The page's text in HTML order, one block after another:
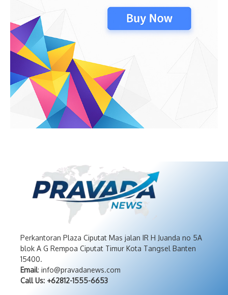
Perkantoran Plaza Ciputat Mas jalan IR H Juanda no 5A
blok A G Rempoa Ciputat Timur Kota Tangsel Banten
15400.
Email: info@pravadanews.com
Call Us: +62812-1555-6653